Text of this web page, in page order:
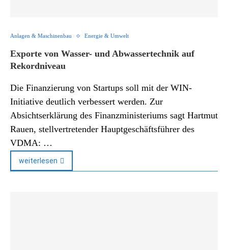
Anlagen & Maschinenbau Energie & Umwelt
Exporte von Wasser- und Abwassertechnik auf
Rekordniveau
Die Finanzierung von Startups soll mit der WIN-
Initiative deutlich verbessert werden. Zur
Absichtserklärung des Finanzministeriums sagt Hartmut
Rauen, stellvertretender Hauptgeschäftsführer des
VDMA: …
weiterlesen